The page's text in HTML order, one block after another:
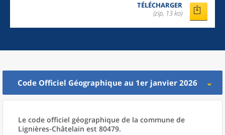
TÉLÉCHARGER
(zip, 13 ko)
Code Officiel Géographique au 1er janvier 2026
Le code officiel géographique de la commune de
Lignières-Châtelain est 80479.